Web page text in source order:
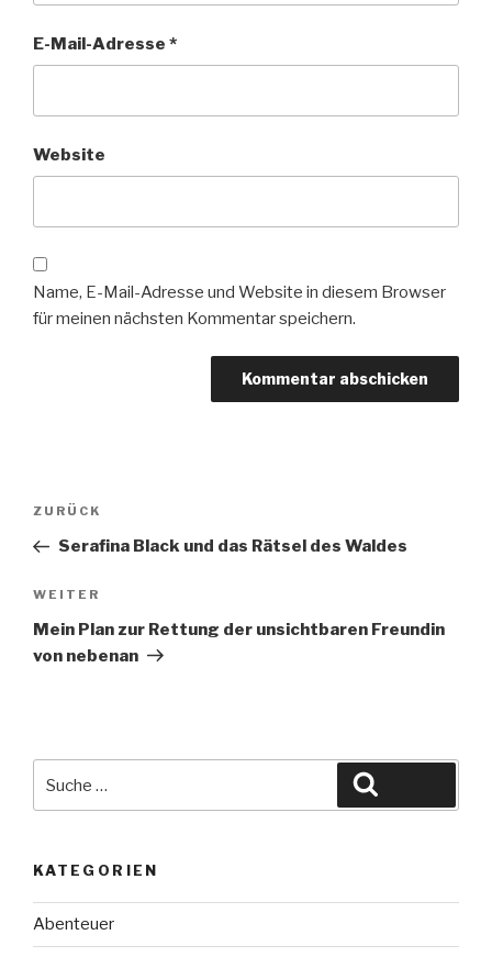
E-Mail-Adresse *
Website
Name, E-Mail-Adresse und Website in diesem Browser
für meinen nächsten Kommentar speichern.
Beitragsnavigation
Vorheriger
Beitrag
ZURÜCK
Serafina Black und das Rätsel des Waldes
Nächster
Beitrag
WEITER
Mein Plan zur Rettung der unsichtbaren Freundin
von nebenan
nach:
KATEGORIEN
Abenteuer